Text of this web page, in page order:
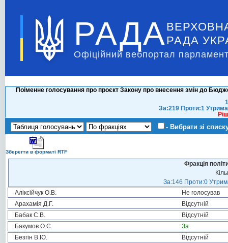
РАДА РАДА
Офіційний вебпортал
Поіменне голосування про проєкт Закону про внесення змін до
За:219 Проти:1
- Вибрати зі
Зберегти в форматі RTF
Фракція
За:146 Проти:0
Аліксійчук О.В.
Не голосував
Арахамія Д.Г.
Відсутній
Бабак С.В.
Відсутній
Бакумов О.С.
За
Безгін В.Ю.
Відсутній